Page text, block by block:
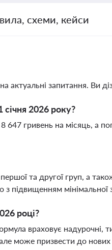
схеми, кейси
актуальні запитання. Ви
січня 2026 року?
647 гривень на місяць, а
та другої груп, а
підвищенням мінімальної
році?
враховує надурочні,
може призвести до нових